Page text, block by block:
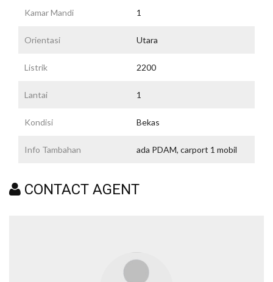
Kamar Mandi 1
Orientasi Utara
Listrik 2200
Lantai 1
Kondisi Bekas
Info Tambahan ada PDAM, carport 1 mobil
CONTACT AGENT